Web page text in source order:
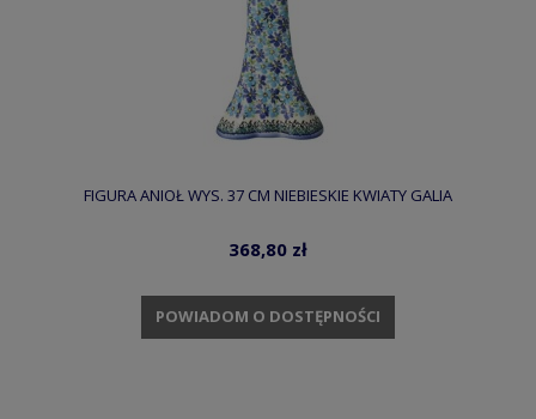
FIGURA ANIOŁ WYS. 37 CM NIEBIESKIE KWIATY GALIA
368,80 zł
POWIADOM O DOSTĘPNOŚCI